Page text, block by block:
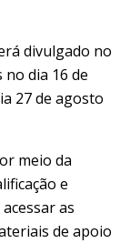
divulgado no
no dia 16 de
27 de agosto
meio da
e
as
de apoio